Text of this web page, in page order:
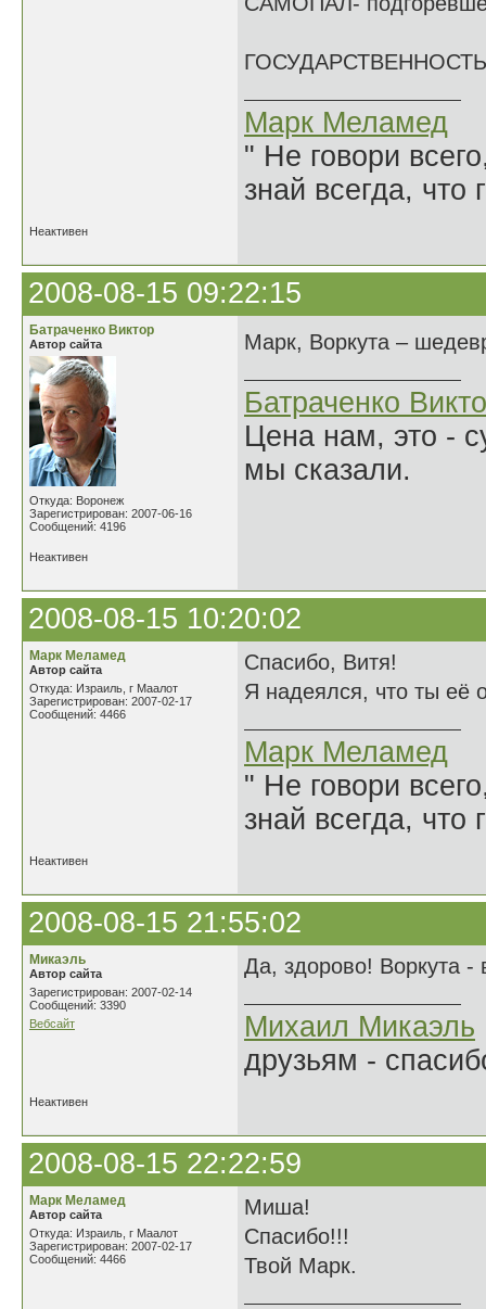
Марк Меламед
" Не говори
знай всегда, что
Неактивен
2008-08-15 09:22:15
Батраченко Виктор
Автор сайта
Откуда: Воронеж
Зарегистрирован: 2007-06-16
Сообщений: 4196
Марк, Воркута –
Батраченко
Цена нам, это -
мы сказали.
Неактивен
2008-08-15 10:20:02
Марк Меламед
Автор сайта
Откуда: Израиль, г Маалот
Зарегистрирован: 2007-02-17
Сообщений: 4466
Спасибо, Витя!
Я надеялся, что ты её
Марк Меламед
" Не говори
знай всегда, что
Неактивен
2008-08-15 21:55:02
Микаэль
Автор сайта
Зарегистрирован: 2007-02-14
Сообщений: 3390
Вебсайт
Да, здорово! Воркута -
Михаил Микаэль
друзьям -
Неактивен
2008-08-15 22:22:59
Марк Меламед
Автор сайта
Откуда: Израиль, г Маалот
Зарегистрирован: 2007-02-17
Сообщений: 4466
Миша!
Спасибо!!!
Твой Марк.